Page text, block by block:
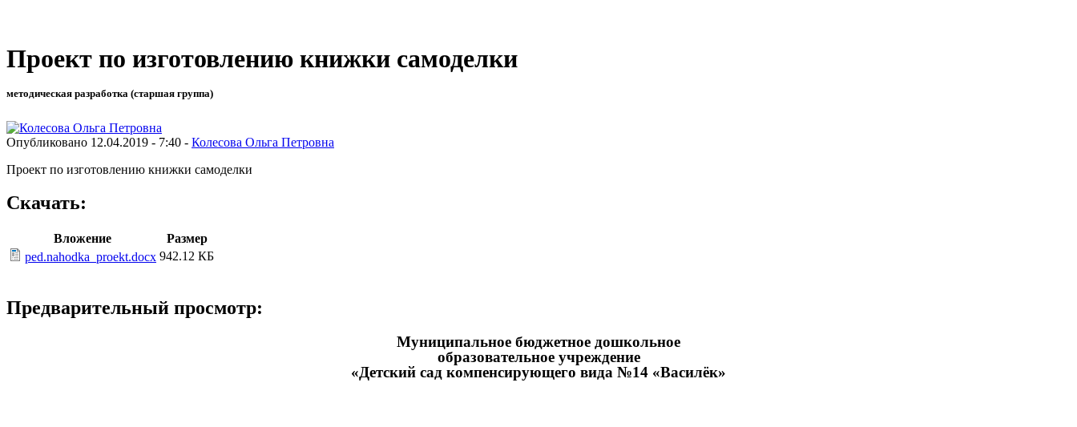
Проект по изготовлению книжки самоделки
методическая разработка (старшая группа)
Опубликовано 12.04.2019 - 7:40 - Колесова Ольга Петровна
Проект по изготовлению книжки самоделки
Скачать:
Вложение
Размер
ped.nahodka_proekt.docx 942.12 КБ
Предварительный просмотр:
Муниципальное бюджетное дошкольное
образовательное учреждение
«Детский сад компенсирующего вида №14 «Василёк»